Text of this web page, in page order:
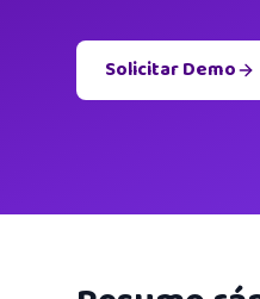
Solicitar Demo